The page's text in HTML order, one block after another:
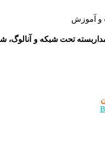
و آموزش
تحت شبکه و آنالوگ،